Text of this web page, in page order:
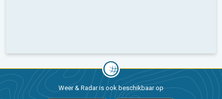
Weer & Radar is ook beschikbaar op